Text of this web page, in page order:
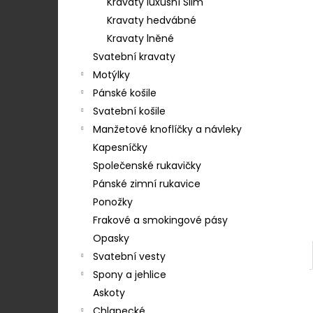
Kravaty hedvábné
Kravaty lněné
Svatební kravaty
Motýlky
Pánské košile
Svatební košile
Manžetové knoflíčky a návleky
Kapesníčky
Společenské rukavičky
Pánské zimní rukavice
Ponožky
Frakové a smokingové pásy
Opasky
Svatební vesty
Spony a jehlice
Askoty
MM, MOTÝLEK A KAPESNÍČEK MODRÁ,
KOŇAKOVÁ KŮŽE 886-2244369
1 754 Kč